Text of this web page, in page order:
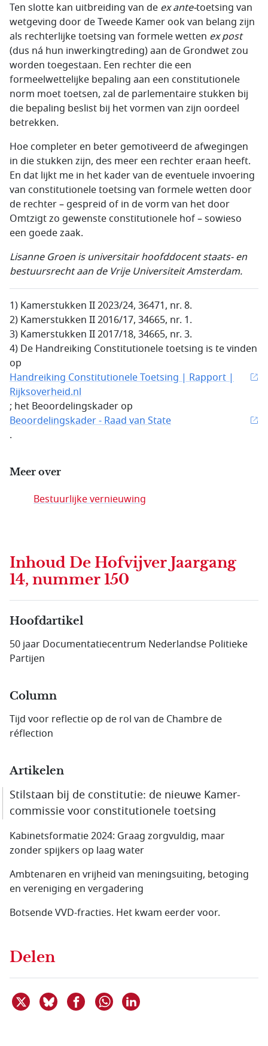
Ten slotte kan uitbreiding van de ex ante-toetsing van
wetgeving door de Tweede Kamer ook van belang zijn
als rechterlijke toetsing van formele wetten ex post
(dus ná hun inwerkingtreding) aan de Grondwet zou
worden toegestaan. Een rechter die een
formeelwettelijke bepaling aan een constitutionele
norm moet toetsen, zal de parlementaire stukken bij
die bepaling beslist bij het vormen van zijn oordeel
betrekken.
Hoe completer en beter gemotiveerd de afwegingen
in die stukken zijn, des meer een rechter eraan heeft.
En dat lijkt me in het kader van de eventuele invoering
van constitutionele toetsing van formele wetten door
de rechter – gespreid of in de vorm van het door
Omtzigt zo gewenste constitutionele hof – sowieso
een goede zaak.
Lisanne Groen is universitair hoofddocent staats- en
bestuursrecht aan de Vrije Universiteit Amsterdam.
1) Kamerstukken II 2023/24, 36471, nr. 8.
2) Kamerstukken II 2016/17, 34665, nr. 1.
3) Kamerstukken II 2017/18, 34665, nr. 3.
4) De Handreiking Constitutionele toetsing is te vinden
op
Handreiking Constitutionele Toetsing | Rapport |
Rijksoverheid.nl
; het Beoordelingskader op
Beoordelingskader - Raad van State
.
Meer over
Bestuurlijke vernieuwing
Inhoud De Hofvijver Jaargang
14, nummer 150
Hoofdartikel
50 jaar Documentatie­centrum Nederlandse Politieke
Partijen
Column
Tijd voor reflectie op de rol van de Chambre de
réflection
Artikelen
Stilstaan bij de constitutie: de nieuwe Kamer­
commissie voor constitutionele toetsing
Kabinetsformatie 2024: Graag zorgvuldig, maar
zonder spijkers op laag water
Ambtenaren en vrijheid van meningsuiting, betoging
en vereniging en vergadering
Botsende VVD-fracties. Het kwam eerder voor.
Delen
Deel dit item op X
Deel dit item op Bluesky
Deel dit item op Facebook
Delen via WhatsApp